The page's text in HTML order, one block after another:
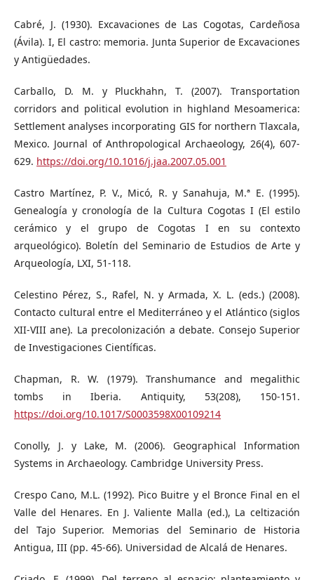
Cabré, J. (1930). Excavaciones de Las Cogotas, Cardeñosa
(Ávila). I, El castro: memoria. Junta Superior de Excavaciones
y Antigüedades.
Carballo, D. M. y Pluckhahn, T. (2007). Transportation
corridors and political evolution in highland Mesoamerica:
Settlement analyses incorporating GIS for northern Tlaxcala,
Mexico. Journal of Anthropological Archaeology, 26(4), 607-
629. https://doi.org/10.1016/j.jaa.2007.05.001
Castro Martínez, P. V., Micó, R. y Sanahuja, M.ª E. (1995).
Genealogía y cronología de la Cultura Cogotas I (El estilo
cerámico y el grupo de Cogotas I en su contexto
arqueológico). Boletín del Seminario de Estudios de Arte y
Arqueología, LXI, 51-118.
Celestino Pérez, S., Rafel, N. y Armada, X. L. (eds.) (2008).
Contacto cultural entre el Mediterráneo y el Atlántico (siglos
XII-VIII ane). La precolonización a debate. Consejo Superior
de Investigaciones Científicas.
Chapman, R. W. (1979). Transhumance and megalithic
tombs in Iberia. Antiquity, 53(208), 150-151.
https://doi.org/10.1017/S0003598X00109214
Conolly, J. y Lake, M. (2006). Geographical Information
Systems in Archaeology. Cambridge University Press.
Crespo Cano, M.L. (1992). Pico Buitre y el Bronce Final en el
Valle del Henares. En J. Valiente Malla (ed.), La celtización
del Tajo Superior. Memorias del Seminario de Historia
Antigua, III (pp. 45-66). Universidad de Alcalá de Henares.